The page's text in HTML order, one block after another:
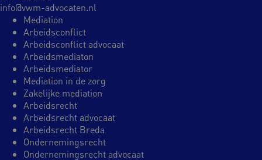
info@vwm-advocaten.nl
Mediation
Arbeidsconflict
Arbeidsconflict advocaat
Arbeidsmediaton
Arbeidsmediator
Mediation in de zorg
Zakelijke mediation
Arbeidsrecht
Arbeidsrecht advocaat
Arbeidsrecht Breda
Ondernemingsrecht
Ondernemingsrecht advocaat